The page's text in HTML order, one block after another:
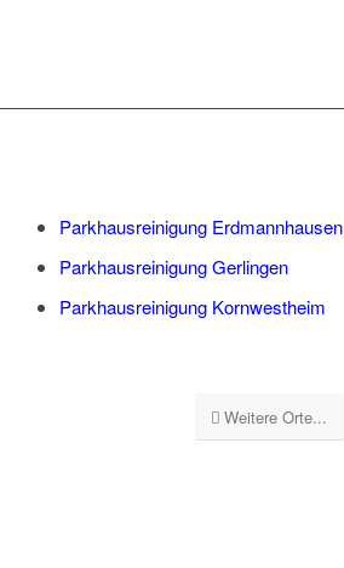
Parkhausreinigung Erdmannhausen
Parkhausreinigung Gerlingen
Parkhausreinigung Kornwestheim
Weitere Orte...